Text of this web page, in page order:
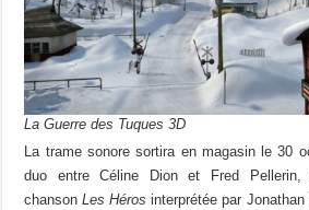
La Guerre des Tuques 3D
La trame sonore sortira en magasin le 30
duo entre Céline Dion et Fred
chansonLes Hérosinterprétée par